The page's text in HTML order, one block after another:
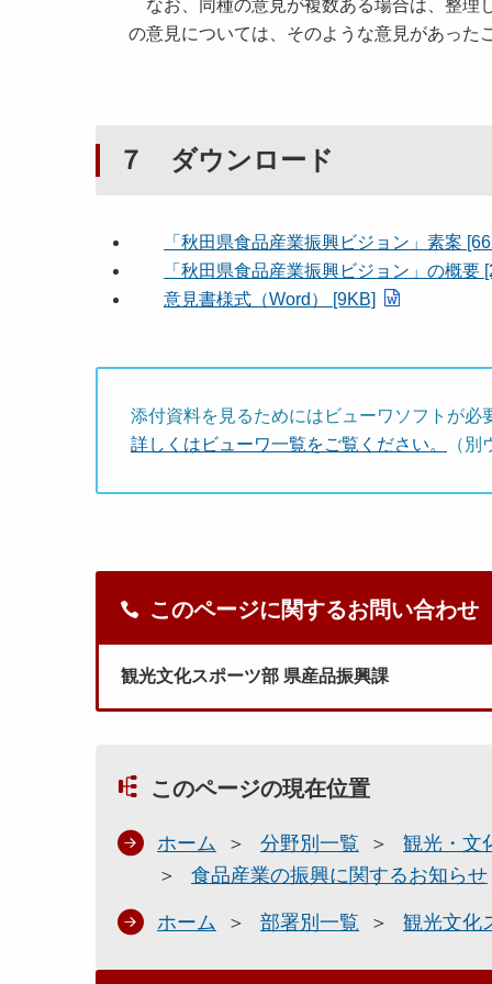
なお、同種の意見が複数ある場合は、整理
の意見については、そのような意見があった
７ ダウンロード
「秋田県食品産業振興ビジョン」素案
「秋田県食品産業振興ビジョン」の概要
意見書様式（Word） [9KB]
添付資料を見るためにはビューワソフトが必
詳しくはビューワ一覧をご覧ください。
（
このページに関するお問い合わせ
観光文化スポーツ部 県産品振興課
このページの現在位置
ホーム 分野別一覧
観光・文
食品産業の振興に関するお知らせ
ホーム 部署別一覧 観光文化